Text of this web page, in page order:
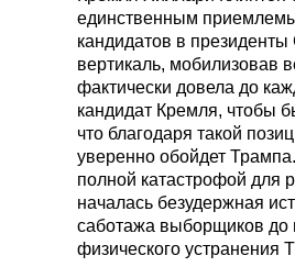
единственным
кандидатов в
вертикаль, мобилизовав
фактически довела до
кандидат Кремля, чтобы
что благодаря такой
уверенно обойдет
полной катастрофой
началась безудержная
саботажа выборщиков до
физического устранения